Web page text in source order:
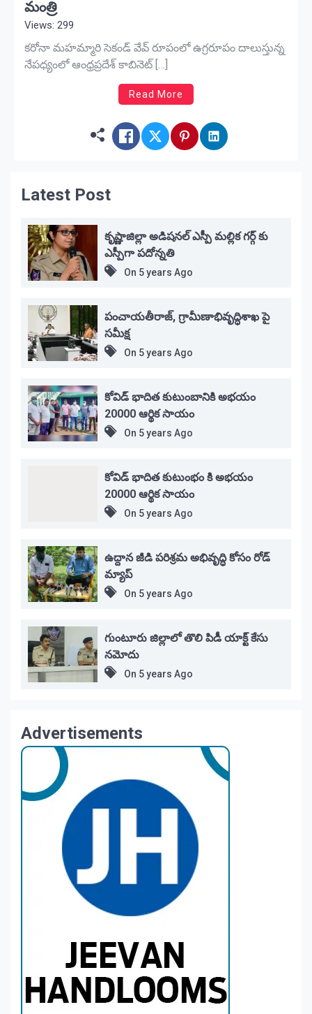
మంత్రి
Views: 299
కరోనా మహమ్మారి సెకండ్ వేవ్ రూపంలో ఉగ్రరూపం దాలుస్తున్న
నేపధ్యంలో ఆంధ్రప్రదేశ్ కాబినెట్ […]
Read More
Latest Post
కృష్ణాజిల్లా అడిషనల్ ఎస్పీ మల్లిక గర్గ్ కు
ఎస్పీగా పదోన్నతి
On 5 years Ago
పంచాయతీరాజ్, గ్రామీణాభివృద్ధిశాఖ పై
సమీక్ష
On 5 years Ago
కోవిడ్ భాదిత కుటుంబానికి అభయం
20000 ఆర్థిక సాయం
On 5 years Ago
కోవిడ్ భాదిత కుటుంభం కి అభయం
20000 ఆర్థిక సాయం
On 5 years Ago
ఉద్దాన జీడి పరిశ్రమ అభివృద్ధి కోసం రోడ్
మ్యాప్
On 5 years Ago
గుంటూరు జిల్లాలో తొలి పిడీ యాక్ట్ కేసు
నమోదు
On 5 years Ago
Advertisements